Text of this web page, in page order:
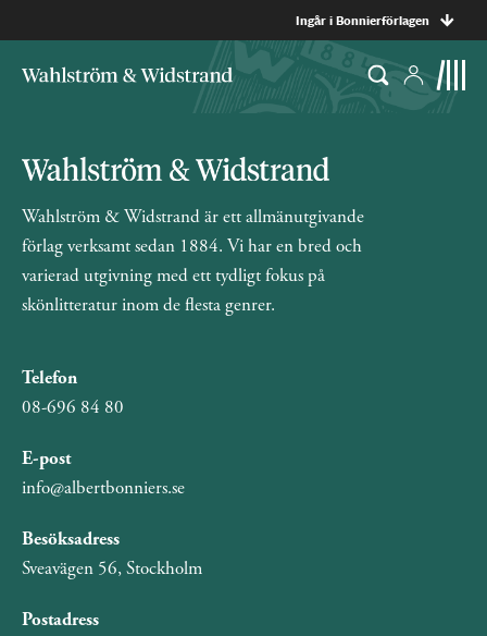
Ingår i Bonnierförlagen
Wahlström & Widstrand är ett allmänutgivande
förlag verksamt sedan 1884. Vi har en bred och
varierad utgivning med ett tydligt fokus på
skönlitteratur inom de flesta genrer.
Telefon
08-696 84 80
E-post
info@albertbonniers.se
Besöksadress
Sveavägen 56, Stockholm
Postadress